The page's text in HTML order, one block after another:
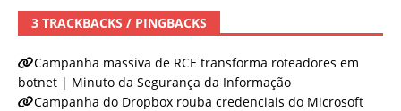
3 TRACKBACKS / PINGBACKS
Campanha massiva de RCE transforma roteadores em
botnet | Minuto da Segurança da Informação
Campanha do Dropbox rouba credenciais do Microsoft